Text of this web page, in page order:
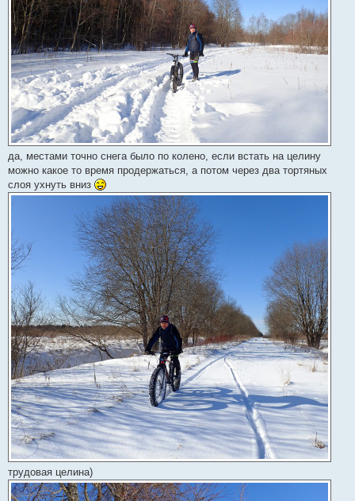
да, местами точно снега было по колено, если встать на целину
можно какое то время продержаться, а потом через два тортяных
слоя ухнуть вниз
трудовая целина)